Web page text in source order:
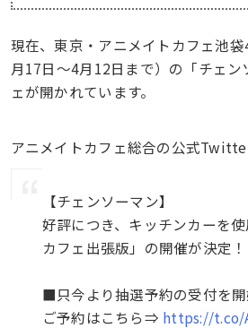
現在、東京・アニメイトカフェ池
月17日〜4月12日まで）の「チェ
ェが開かれています。
アニメイトカフェ総合の公式
【チェンソーマン】
好評につき、キッチンカーを
カフェ出張版」の開催が決定！
■只今より抽選予約の受付を
ご予約はこちら⇒ https://t.co/